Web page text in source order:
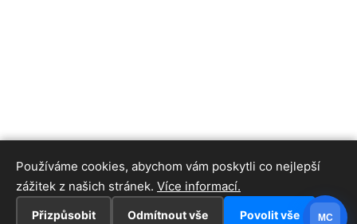
Používáme cookies, abychom vám poskytli co nejlepší
zážitek z našich stránek. Více informací.
Přizpůsobit Odmítnout vše Povolit vše MC